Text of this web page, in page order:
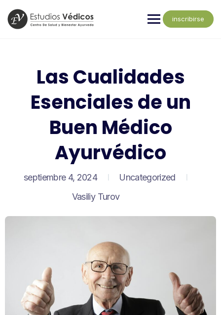
inscribirse
Las Cualidades
Esenciales de un
Buen Médico
Ayurvédico
septiembre 4, 2024
Uncategorized
Vasiliy Turov